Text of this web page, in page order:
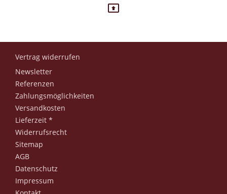
Vertrag widerrufen
Newsletter
Referenzen
Zahlungsmöglichkeiten
Versandkosten
Lieferzeit *
Widerrufsrecht
Sitemap
AGB
Datenschutz
Impressum